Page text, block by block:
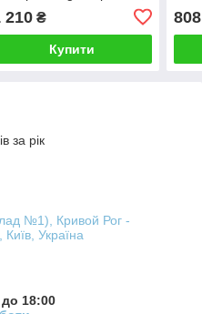
210₴
Купити
808
за рік
№1), Кривой Рог -
Україна
18:00